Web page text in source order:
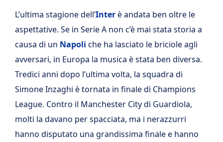
L’ultima stagione dell’Interè andata ben oltre le
aspettative. Se in Serie A non c’è mai stata storia a
causa di un Napoli che ha lasciato le briciole agli
avversari, in Europa la musica è stata ben diversa.
Tredici anni dopo l’ultima volta, la squadra di
Simone Inzaghi è tornata in finale di Champions
League. Contro il Manchester City di Guardiola,
molti la davano per spacciata, ma i nerazzurri
hanno disputato una grandissima finale e hanno